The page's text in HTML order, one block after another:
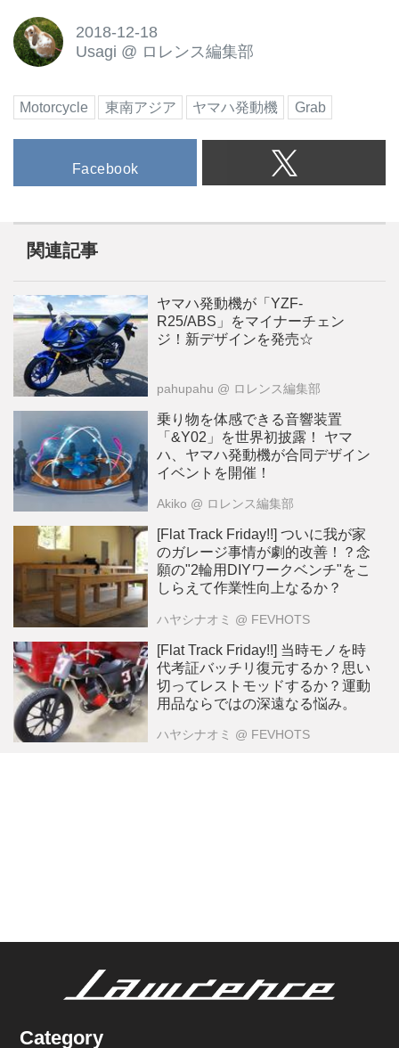
2018-12-18
Usagi @ ロレンス編集部
Motorcycle 東南アジア ヤマハ発動機 Grab
Facebook
関連記事
ヤマハ発動機が「YZF-
R25/ABS」をマイナーチェン
ジ！新デザインを発売☆
pahupahu @ ロレンス編集部
乗り物を体感できる音響装置
「&Y02」を世界初披露！ ヤマ
ハ、ヤマハ発動機が合同デザイン
イベントを開催！
Akiko @ ロレンス編集部
[Flat Track Friday!!] ついに我が家
のガレージ事情が劇的改善！？念
願の"2輪用DIYワークベンチ"をこ
しらえて作業性向上なるか？
ハヤシナオミ @ FEVHOTS
[Flat Track Friday!!] 当時モノを時
代考証バッチリ復元するか？思い
切ってレストモッドするか？運動
用品ならではの深遠なる悩み。
ハヤシナオミ @ FEVHOTS
Category